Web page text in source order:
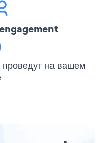
проведут на вашем